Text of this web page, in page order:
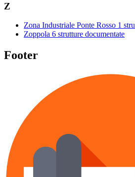
Z
Zona Industriale Ponte Rosso 1
Zoppola 6 strutture documentate
Footer